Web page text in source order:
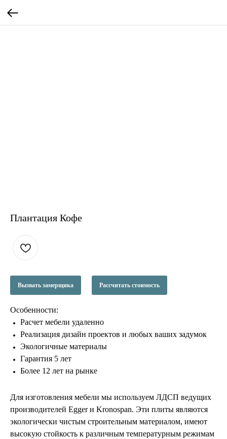
Плантация Кофе
Вызвать замерщика Рассчитать стоимость
Особенности:
Расчет мебели удаленно
Реализация дизайн проектов и любых ваших задумок
Экологичные материалы
Гарантия 5 лет
Более 12 лет на рынке
Для изготовления мебели мы используем ЛДСП ведущих
производителей Egger и Kronospan. Эти плиты являются
экологически чистым строительным материалом, имеют
высокую стойкость к различным температурным режимам